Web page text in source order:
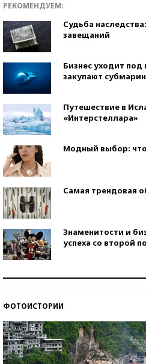
РЕКОМЕНДУЕМ:
Судьба
завещаний
Бизнес уходит под
закупают
Путешествие в
«Интерстеллара»
Модный выбор: что
Самая трендовая
Знаменитости и
успеха со второй
ФОТОИСТОРИИ